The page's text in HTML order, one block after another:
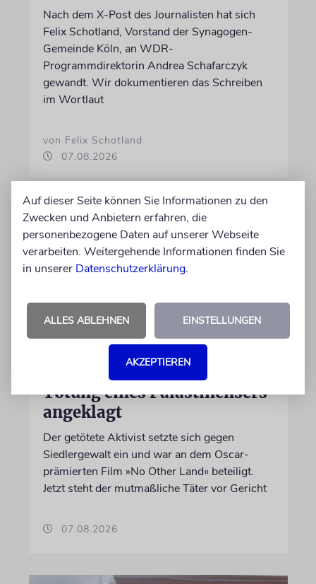
Nach dem X-Post des Journalisten hat sich
Felix Schotland, Vorstand der Synagogen-
Gemeinde Köln, an WDR-
Programmdirektorin Andrea Schafarczyk
gewandt. Wir dokumentieren das Schreiben
im Wortlaut
von Felix Schotland
07.08.2026
Israelischer Siedler wegen
Tötung eines Palästinensers
angeklagt
Der getötete Aktivist setzte sich gegen
Siedlergewalt ein und war an dem Oscar-
prämierten Film »No Other Land« beteiligt.
Jetzt steht der mutmaßliche Täter vor Gericht
07.08.2026
Auf dieser Seite können Sie Informationen zu den
Zwecken und Anbietern erfahren, die
personenbezogene Daten auf unserer Webseite
verarbeiten. Weitergehende Informationen finden Sie
in unserer Datenschutzerklärung.
ALLES ABLEHNEN EINSTELLUNGEN
AKZEPTIEREN